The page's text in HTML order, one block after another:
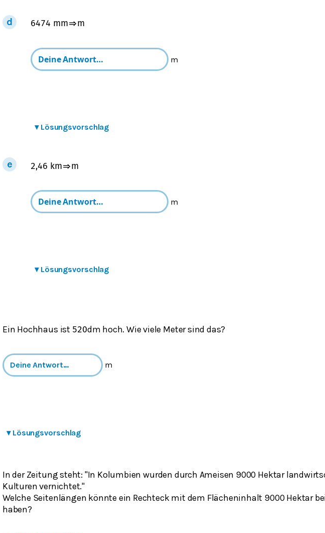
6474 mm⇒m
m
▾ Lösungsvorschlag
2,46 km⇒m
m
▾ Lösungsvorschlag
Ein Hochhaus ist 520dm hoch. Wie viele Meter sind das?
m
▾ Lösungsvorschlag
In der Zeitung steht: "In Kolumbien wurden durch Ameisen 9000 Hektar
Kulturen vernichtet."
Welche Seitenlängen könnte ein Rechteck mit dem Flächeninhalt 9000 Hektar
haben?